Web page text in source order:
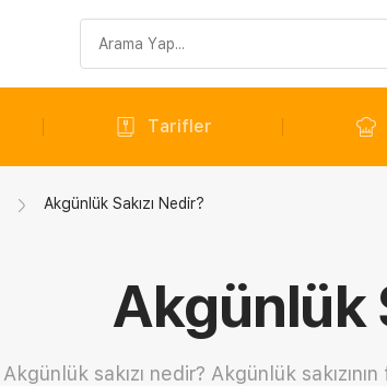
sorgusu
Tarifler
Akgünlük Sakızı Nedir?
Akgünlük
Akgünlük sakızı nedir? Akgünlük